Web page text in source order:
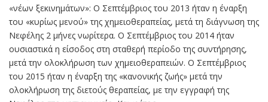
«νέων ξεκινημάτων»: Ο Σεπτέμβριος του 2013 ήταν η έναρξη
του «κυρίως μενού» της χημειοθεραπείας, μετά τη διάγνωση της
Νεφέλης 2 μήνες νωρίτερα. Ο Σεπτέμβριος του 2014 ήταν
ουσιαστικά η είσοδος στη σταθερή περίοδο της συντήρησης,
μετά την ολοκλήρωση των χημειοθεραπειών. Ο Σεπτέμβριος
του 2015 ήταν η έναρξη της «κανονικής ζωής» μετά την
ολοκλήρωση της διετούς θεραπείας, με την εγγραφή της